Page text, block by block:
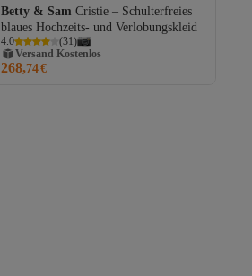
Betty & Sam Cristie – Schulterfreies
blaues Hochzeits- und Verlobungskleid
4.0 (31)
Versand Kostenlos
Gratis Versand
Versand Kostenlos
268,74€